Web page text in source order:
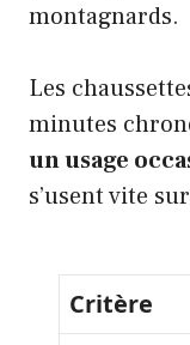
montagnards.
Les
minutes
un usage
s’usent vite
Critère